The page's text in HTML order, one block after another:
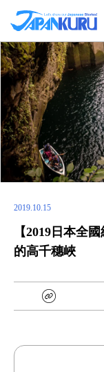
2019.10.15
【2019日本全
的高千穗峽